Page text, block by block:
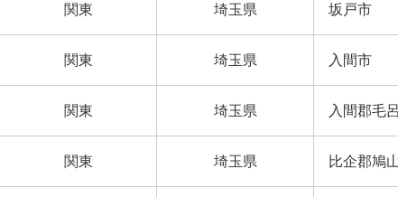
関東 埼玉県 坂戸市
関東 埼玉県 入間市
関東 埼玉県 入間郡毛
関東 埼玉県 比企郡鳩